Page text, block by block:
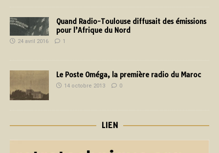
Quand Radio-Toulouse diffusait des émissions
pour l’Afrique du Nord
24 avril 2016 1
Le Poste Oméga, la première radio du Maroc
14 octobre 2013 0
LIEN